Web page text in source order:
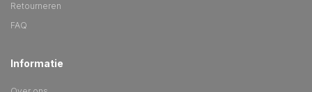
Retourneren
FAQ
Informatie